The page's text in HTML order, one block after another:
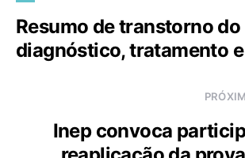
Resumo de transtorno
diagnóstico, tratamento
Inep convoca